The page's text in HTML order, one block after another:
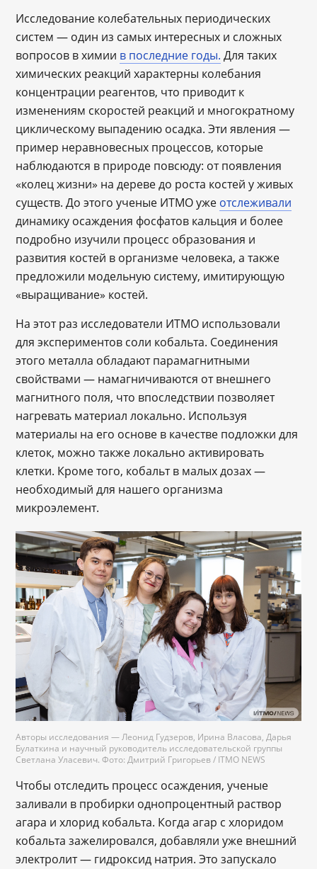
Исследование колебательных периодических
систем — один из самых интересных и сложных
вопросов в химии в последние годы. Для таких
химических реакций характерны колебания
концентрации реагентов, что приводит к
изменениям скоростей реакций и многократному
циклическому выпадению осадка. Эти явления —
пример неравновесных процессов, которые
наблюдаются в природе повсюду: от появления
«колец жизни» на дереве до роста костей у живых
существ. До этого ученые ИТМО уже отслеживали
динамику осаждения фосфатов кальция и более
подробно изучили процесс образования и
развития костей в организме человека, а также
предложили модельную систему, имитирующую
«выращивание» костей.
На этот раз исследователи ИТМО использовали
для экспериментов соли кобальта. Соединения
этого металла обладают парамагнитными
свойствами — намагничиваются от внешнего
магнитного поля, что впоследствии позволяет
нагревать материал локально. Используя
материалы на его основе в качестве подложки для
клеток, можно также локально активировать
клетки. Кроме того, кобальт в малых дозах —
необходимый для нашего организма
микроэлемент.
Авторы исследования — Леонид Гудзеров, Ирина Власова, Дарья
Булаткина и научный руководитель исследовательской группы
Светлана Уласевич. Фото: Дмитрий Григорьев / ITMO NEWS
Чтобы отследить процесс осаждения, ученые
заливали в пробирки однопроцентный раствор
агара и хлорид кобальта. Когда агар с хлоридом
кобальта зажелировался, добавляли уже внешний
электролит — гидроксид натрия. Это запускало